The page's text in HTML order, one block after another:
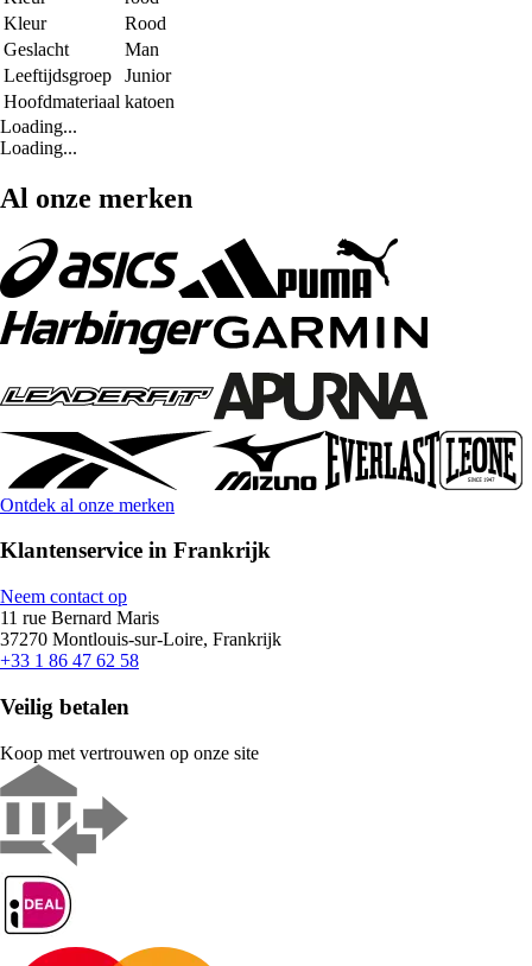
Kleur
Rood
Geslacht
Man
Leeftijdsgroep
Junior
Hoofdmateriaal katoen
Loading...
Loading...
Al onze merken
Ontdek al onze merken
Klantenservice in Frankrijk
Neem contact op
11 rue Bernard Maris
37270 Montlouis-sur-Loire, Frankrijk
+33 1 86 47 62 58
Veilig betalen
Koop met vertrouwen op onze site